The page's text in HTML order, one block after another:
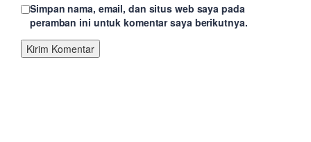
Simpan nama, email, dan situs web saya pada
peramban ini untuk komentar saya berikutnya.